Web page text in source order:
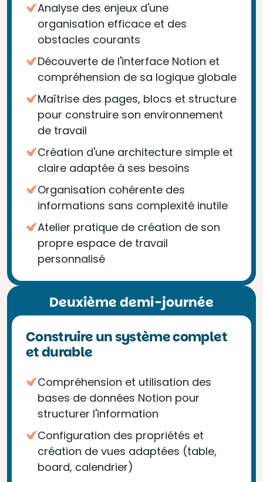
Analyse des enjeux d'une
organisation efficace et des
obstacles courants
Découverte de l'interface Notion et
compréhension de sa logique globale
Maîtrise des pages, blocs et structure
pour construire son environnement
de travail
Création d'une architecture simple et
claire adaptée à ses besoins
Organisation cohérente des
informations sans complexité inutile
Atelier pratique de création de son
propre espace de travail
personnalisé
Deuxième demi-journée
Construire un système complet
et durable
Compréhension et utilisation des
bases de données Notion pour
structurer l'information
Configuration des propriétés et
création de vues adaptées (table,
board, calendrier)